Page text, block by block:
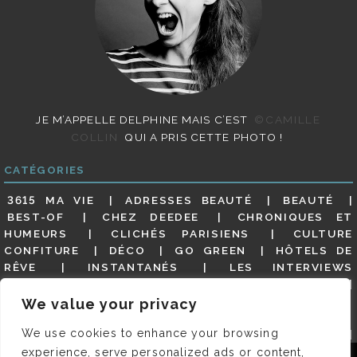
We value your privacy
We use cookies to enhance your browsing
experience, serve personalized ads or content,
JE M’APPELLE DELPHINE MAIS C’EST
©CAMILLE
COLLIN
QUI A PRIS CETTE PHOTO !
CATÉGORIES
3615 MA VIE ADRESSES BEAUTÉ
BEAUTÉ
BEST-OF
CHEZ DEEDEE
CHRONIQUES ET
HUMEURS
CLICHÉS PARISIENS
CULTURE
CONFITURE
DÉCO GO GREEN
HÔTELS DE
RÊVE
INSTANTANÉS
LES INTERVIEWS
MES ADRESSES
MODE NON CLASSÉ
GUIDE
PARIS EN PHOTOS
RESTAURANTS
REVUE DE PRESSE DÉTAILLÉE, SIOU PLAIT